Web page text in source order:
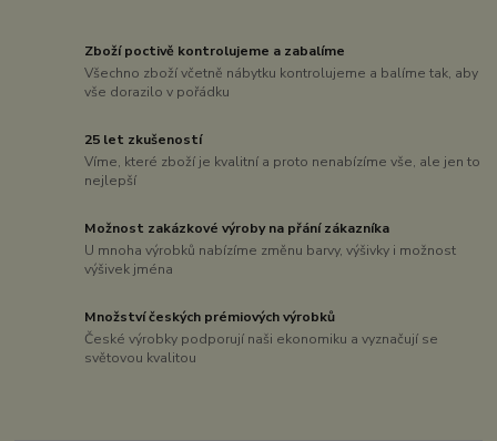
Zboží poctivě kontrolujeme a zabalíme
Všechno zboží včetně nábytku kontrolujeme a balíme tak, aby
vše dorazilo v pořádku
25 let zkušeností
Víme, které zboží je kvalitní a proto nenabízíme vše, ale jen to
nejlepší
Možnost zakázkové výroby na přání zákazníka
U mnoha výrobků nabízíme změnu barvy, výšivky i možnost
výšivek jména
Množství českých prémiových výrobků
České výrobky podporují naši ekonomiku a vyznačují se
světovou kvalitou